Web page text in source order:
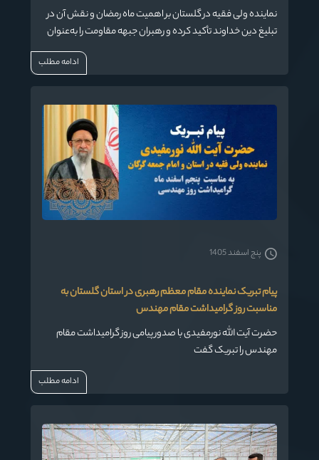
نماینده ولی فقیه در گلستان بر اهمیت ماه رمضان و نقش آن در
تبلیغ دین خداوند تأکید کرده و رهبران جبهه مقاومت را به‌عنوان
ادامه مطلب
پیام تبریک نماینده مقام معظم رهبری در استان گلستان به
مناسبت روز گرامیداشت مقام مهندس
حضرت آیت الله نورمفیدی با صدور پیامی روز گرامیداشت مقام
مهندس را تبریک گفت
پنج اسفند 1405
ادامه مطلب